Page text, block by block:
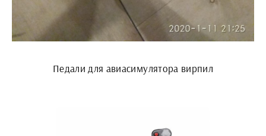
Педали для авиасимулятора вирпил